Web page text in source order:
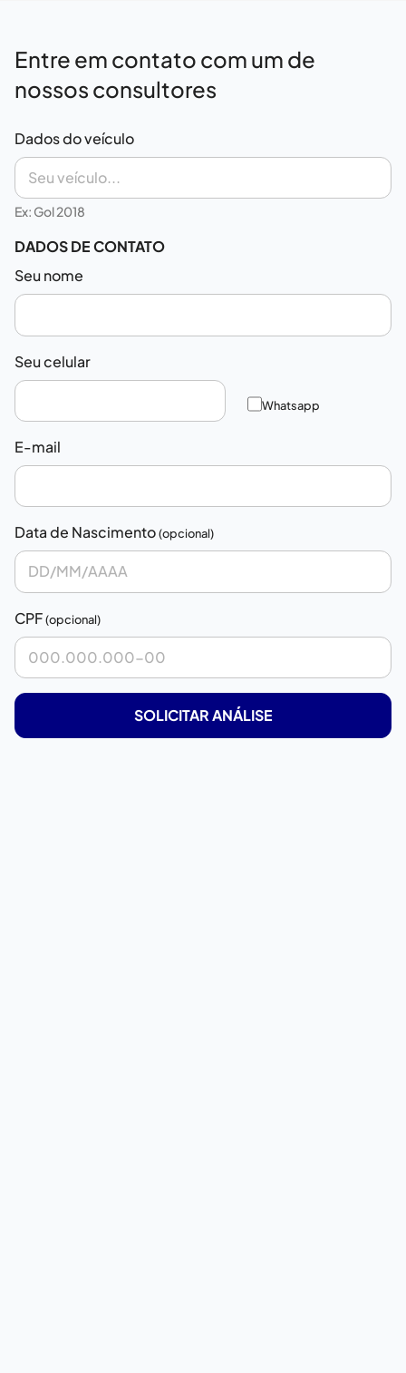
Entre em contato com um de
nossos consultores
Dados do veículo
Ex: Gol 2018
DADOS DE CONTATO
Seu nome
Seu celular
Whatsapp
E-mail
Data de Nascimento(opcional)
CPF(opcional)
SOLICITAR ANÁLISE